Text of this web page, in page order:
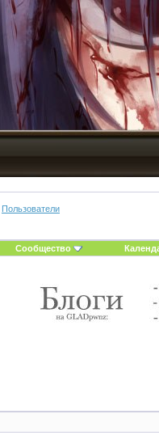
Пользователи
Сообщество